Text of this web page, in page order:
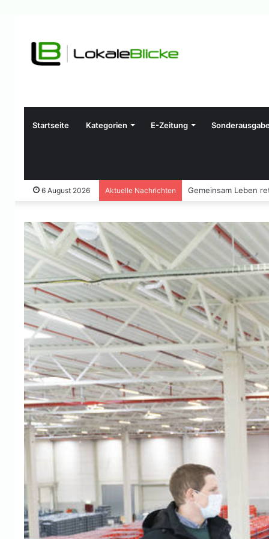
Startseite Kategorien E-Zeitung
6 August 2026 Aktuelle Nachrichten Gemeinsam Leben